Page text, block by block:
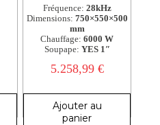
Fréquence: 28kHz
Dimensions: 750×550×500
mm
Chauffage: 6000 W
Soupape: YES 1″
5.258,99 €
Ajouter au
panier